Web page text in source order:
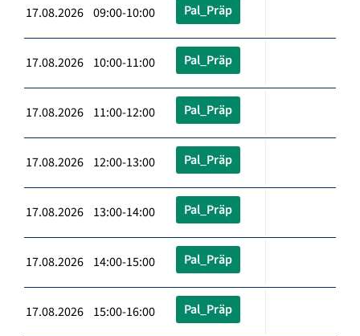
17.08.2026 09:00-10:00 Pal_Präp
17.08.2026 10:00-11:00 Pal_Präp
17.08.2026 11:00-12:00 Pal_Präp
17.08.2026 12:00-13:00 Pal_Präp
17.08.2026 13:00-14:00 Pal_Präp
17.08.2026 14:00-15:00 Pal_Präp
17.08.2026 15:00-16:00 Pal_Präp